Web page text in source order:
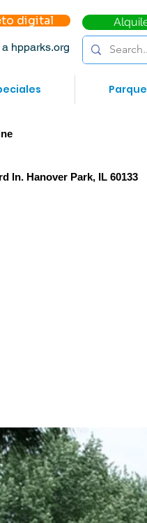
digital
hpparks.org
ln. Hanover Park, IL 60133